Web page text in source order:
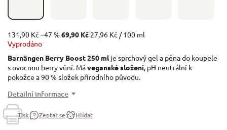
131,90 Kč –47 %69,90 Kč 27,96 Kč / 100 ml
Vyprodáno
Barnängen Berry Boost 250 mlje sprchový gel a pěna do koupele
s ovocnou berry vůní. Máveganské složení, pH neutrální k
pokožce a 90 % složek přírodního původu.
Detailní informace
Tisk Zeptat se Hlídat